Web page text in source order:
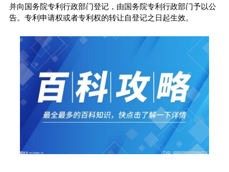
并向国务院专利行政部门登记，由国务院专利行政部门予以公
告。专利申请权或者专利权的转让自登记之日起生效。